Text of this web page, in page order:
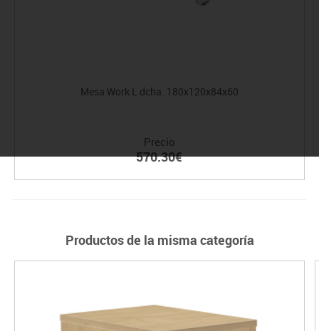
Mesa Work L dcha. 180x120x84x60
Precio
570.30€
Productos de la misma categoría